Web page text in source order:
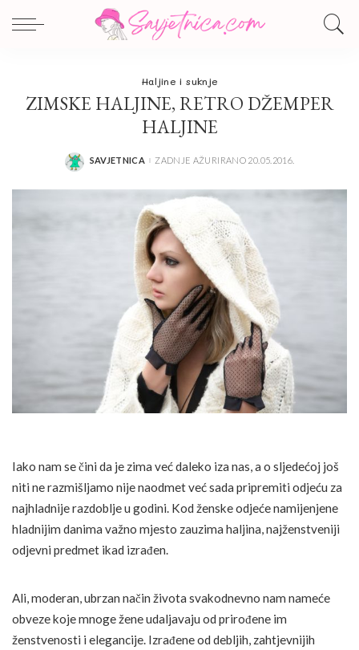
Haljine i suknje
ZIMSKE HALJINE, RETRO DŽEMPER
HALJINE
POSTED
SAVJETNICA ZADNJE AŽURIRANO 20.05.2016.
Iako nam se čini da je zima već daleko iza nas, a o sljedećoj još
niti ne razmišljamo nije naodmet već sada pripremiti odjeću za
najhladnije razdoblje u godini. Kod ženske odjeće namijenjene
hladnijim danima važno mjesto zauzima haljina, najženstveniji
odjevni predmet ikad izrađen.
Ali, moderan, ubrzan način života svakodnevno nam nameće
obveze koje mnoge žene udaljavaju od prirođene im
ženstvenosti i elegancije. Izrađene od debljih, zahtjevnijih